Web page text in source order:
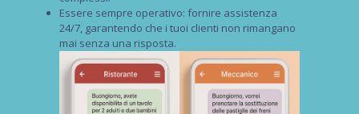
Essere sempre operativo: fornire assistenza
24/7, garantendo che i tuoi clienti non rimangano
mai senza una risposta.